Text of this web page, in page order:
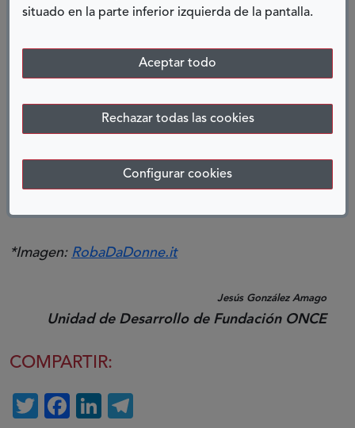
situado en la parte inferior izquierda de la pantalla.
Aceptar todo
Rechazar todas las cookies
Configurar cookies
"vivir en pecado", cohabitar con tu pareja...
un tercero entre a decidir sobre esa relación es
meter un palo en la rueda del amor, o del sexo,
el mismo papel.
Marilyn también dijo: "El amor no necesita ser
perfecto, sólo necesita ser verdadero". Y en
*Imagen: RobaDaDonne.it
Jesús González Amago
Unidad de Desarrollo de Fundación ONCE
COMPARTIR:
TwitterFacebook
LinkedIn